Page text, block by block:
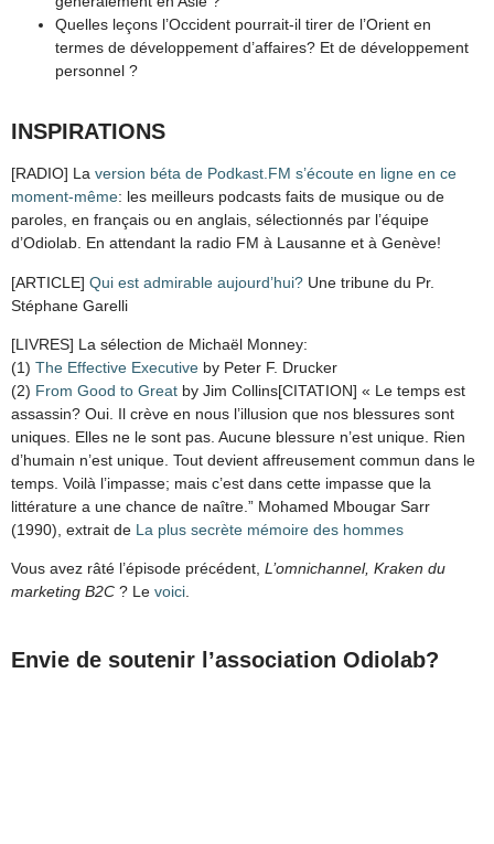
Quelles leçons l’Occident pourrait-il tirer de l’Orient en
termes de développement d’affaires? Et de développement
personnel ?
INSPIRATIONS
[RADIO] La version béta de Podkast.FM s’écoute en ligne en ce
moment-même: les meilleurs podcasts faits de musique ou de
paroles, en français ou en anglais, sélectionnés par l’équipe
d’Odiolab. En attendant la radio FM à Lausanne et à Genève!
[ARTICLE] Qui est admirable aujourd’hui? Une tribune du Pr.
Stéphane Garelli
[LIVRES] La sélection de Michaël Monney:
(1) The Effective Executive by Peter F. Drucker
(2) From Good to Great by Jim Collins[CITATION] « Le temps est
assassin? Oui. Il crève en nous l’illusion que nos blessures sont
uniques. Elles ne le sont pas. Aucune blessure n’est unique. Rien
d’humain n’est unique. Tout devient affreusement commun dans le
temps. Voilà l’impasse; mais c’est dans cette impasse que la
littérature a une chance de naître.” Mohamed Mbougar Sarr
(1990), extrait de La plus secrète mémoire des hommes
Vous avez râté l’épisode précédent, L’omnichannel, Kraken du
marketing B2C ? Le voici.
Envie de soutenir l’association Odiolab?